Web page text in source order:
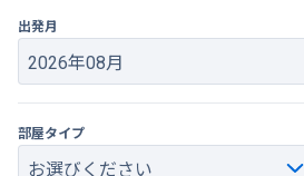
出発月
部屋タイプ